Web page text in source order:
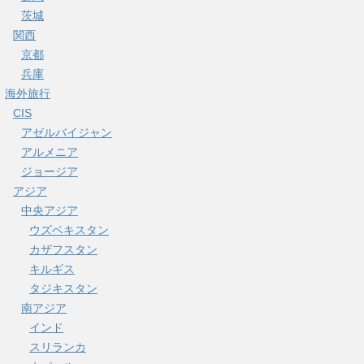
茨城
関西
京都
兵庫
海外旅行
CIS
アゼルバイジャン
アルメニア
ジョージア
アジア
中央アジア
ウズベキスタン
カザフスタン
キルギス
タジキスタン
南アジア
インド
スリランカ